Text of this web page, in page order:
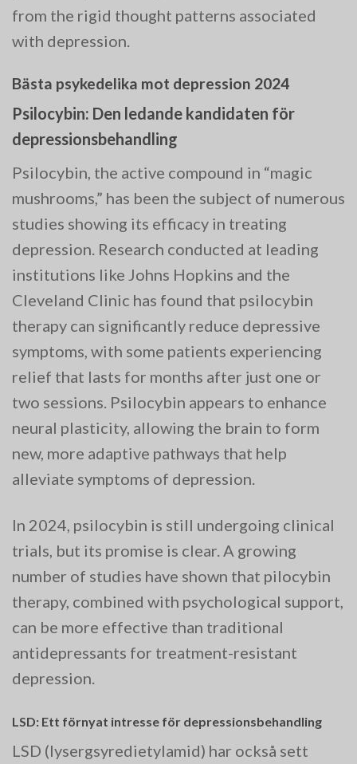
from the rigid thought patterns associated
with depression.
Bästa psykedelika mot depression 2024
Psilocybin: Den ledande kandidaten för
depressionsbehandling
Psilocybin, the active compound in “magic
mushrooms,” has been the subject of numerous
studies showing its efficacy in treating
depression. Research conducted at leading
institutions like Johns Hopkins and the
Cleveland Clinic has found that psilocybin
therapy can significantly reduce depressive
symptoms, with some patients experiencing
relief that lasts for months after just one or
two sessions. Psilocybin appears to enhance
neural plasticity, allowing the brain to form
new, more adaptive pathways that help
alleviate symptoms of depression​.
In 2024, psilocybin is still undergoing clinical
trials, but its promise is clear. A growing
number of studies have shown that pilocybin
therapy, combined with psychological support,
can be more effective than traditional
antidepressants for treatment-resistant
depression​.
LSD: Ett förnyat intresse för depressionsbehandling
LSD (lysergsyredietylamid) har också sett